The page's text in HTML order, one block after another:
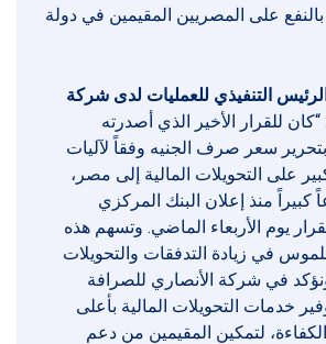
بالنفع على المصريين المقيمين في دولة
التنفيذي للعمليات لدى شركة
: “كان للقرار الأخير الذي أصدرته
سعر صرف الجنيه وفقاً لآليات
على التحويلات المالية إلى مصر،
منذ إعلان البنك المركزي
يوم الأربعاء الماضي. وتسهم هذه
في زيادة التدفقات والتحويلات
في شركة الأنصاري للصرافة
خدمات التحويلات المالية بأعلى
لتمكين المقيمين من دعم